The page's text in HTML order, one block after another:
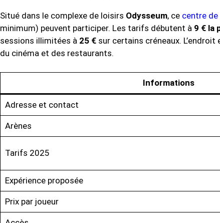
Situé dans le complexe de loisirs Odysseum, ce centre
minimum) peuvent participer. Les tarifs débutent à 9 € la
sessions illimitées à 25 € sur certains créneaux.
du cinéma et des restaurants.
Informations
Adresse et contact
Arènes
Tarifs 2025
Expérience proposée
Prix par joueur